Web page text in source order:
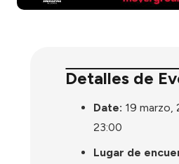
Detalles de
Date: 19 marzo,
23:00
Lugar de